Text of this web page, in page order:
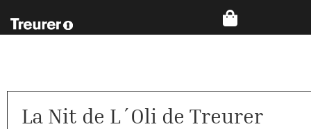
La Nit de L´Oli de Treurer